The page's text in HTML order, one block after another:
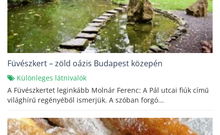
Füvészkert – zöld oázis Budapest közepén
Különleges látnivalók
A Füvészkertet leginkább Molnár Ferenc: A Pál utcai fiúk című
világhírű regényéből ismerjük. A szóban forgó...